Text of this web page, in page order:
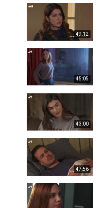
49:12
45:05
43:00
47:56